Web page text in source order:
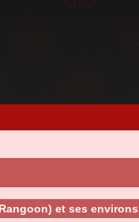
et ses environs